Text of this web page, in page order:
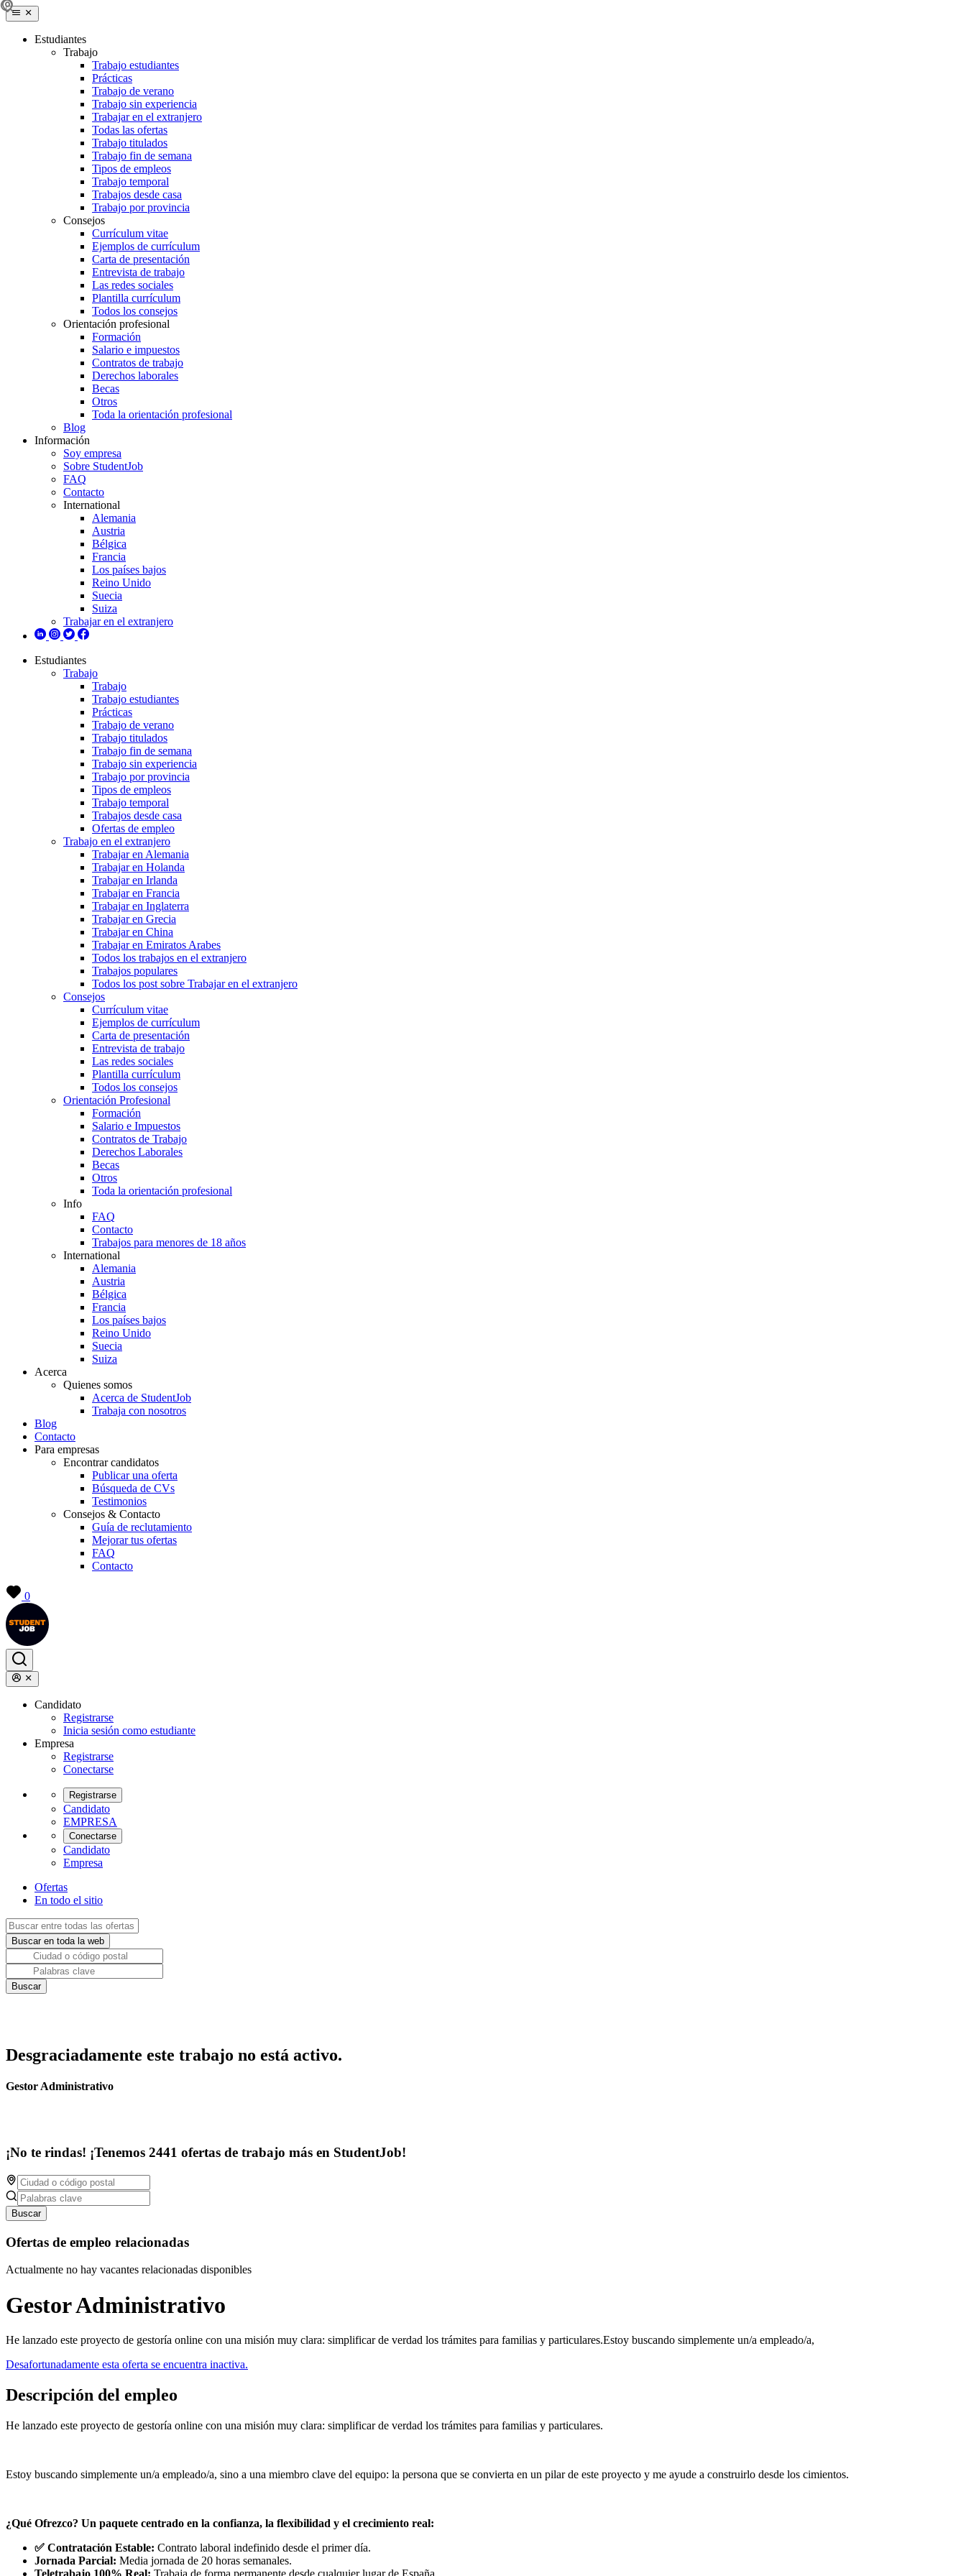
Estudiantes
Trabajo
Trabajo estudiantes
Prácticas
Trabajo de verano
Trabajo sin experiencia
Trabajar en el extranjero
Todas las ofertas
Trabajo titulados
Trabajo fin de semana
Tipos de empleos
Trabajo temporal
Trabajos desde casa
Trabajo por provincia
Consejos
Currículum vitae
Ejemplos de currículum
Carta de presentación
Entrevista de trabajo
Las redes sociales
Plantilla currículum
Todos los consejos
Orientación profesional
Formación
Salario e impuestos
Contratos de trabajo
Derechos laborales
Becas
Otros
Toda la orientación profesional
Blog
Información
Soy empresa
Sobre StudentJob
FAQ
Contacto
International
Alemania
Austria
Bélgica
Francia
Los países bajos
Reino Unido
Suecia
Suiza
Trabajar en el extranjero
Estudiantes
Trabajo
Trabajo
Trabajo estudiantes
Prácticas
Trabajo de verano
Trabajo titulados
Trabajo fin de semana
Trabajo sin experiencia
Trabajo por provincia
Tipos de empleos
Trabajo temporal
Trabajos desde casa
Ofertas de empleo
Trabajo en el extranjero
Trabajar en Alemania
Trabajar en Holanda
Trabajar en Irlanda
Trabajar en Francia
Trabajar en Inglaterra
Trabajar en Grecia
Trabajar en China
Trabajar en Emiratos Arabes
Todos los trabajos en el extranjero
Trabajos populares
Todos los post sobre Trabajar en el extranjero
Consejos
Currículum vitae
Ejemplos de currículum
Carta de presentación
Entrevista de trabajo
Las redes sociales
Plantilla currículum
Todos los consejos
Orientación Profesional
Formación
Salario e Impuestos
Contratos de Trabajo
Derechos Laborales
Becas
Otros
Toda la orientación profesional
Info
FAQ
Contacto
Trabajos para menores de 18 años
International
Alemania
Austria
Bélgica
Francia
Los países bajos
Reino Unido
Suecia
Suiza
Acerca
Quienes somos
Acerca de StudentJob
Trabaja con nosotros
Blog
Contacto
Para empresas
Encontrar candidatos
Publicar una oferta
Búsqueda de CVs
Testimonios
Consejos & Contacto
Guía de reclutamiento
Mejorar tus ofertas
FAQ
Contacto
0
Candidato
Registrarse
Inicia sesión como estudiante
Empresa
Registrarse
Conectarse
Registrarse
Candidato
EMPRESA
Conectarse
Candidato
Empresa
Ofertas
En todo el sitio
Desgraciadamente este trabajo no está activo.
Gestor Administrativo
¡No te rindas! ¡Tenemos 2441 ofertas de trabajo más en StudentJob!
Buscar
Ofertas de empleo relacionadas
Actualmente no hay vacantes relacionadas disponibles
Gestor Administrativo
He lanzado este proyecto de gestoría online con una misión muy clara: simplificar de verdad los trámites para familias y particulares.Estoy buscando simplemente un/a empleado/a,
Desafortunadamente esta oferta se encuentra inactiva.
Descripción del empleo
He lanzado este proyecto de gestoría online con una misión muy clara: simplificar de verdad los trámites para familias y particulares.
Estoy buscando simplemente un/a empleado/a, sino a una miembro clave del equipo: la persona que se convierta en un pilar de este proyecto y me ayude a construirlo desde los cimientos.
¿Qué Ofrezco? Un paquete centrado en la confianza, la flexibilidad y el crecimiento real:
✅ Contratación Estable: Contrato laboral indefinido desde el primer día.
Jornada Parcial: Media jornada de 20 horas semanales.
Teletrabajo 100% Real: Trabaja de forma permanente desde cualquier lugar de España.